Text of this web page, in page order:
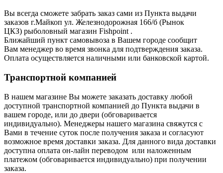
Вы всегда сможете забрать заказ сами из Пункта выдачи
заказов г.Майкоп ул. Железнодорожная 166/б (Рынок
ЦКЗ) рыболовный магазин Fishpoint .
Ближайший пункт самовывоза в Вашем городе сообщит
Вам менеджер во время звонка для подтверждения заказа.
Оплата осуществляется наличными или банковской картой.
Транспортной компанией
В нашем магазине Вы можете заказать доставку любой
доступной транспортной компанией до Пункта выдачи в
вашем городе, или до двери (обговаривается
индивидуально). Менеджеры нашего магазина свяжутся с
Вами в течение суток после получения заказа и согласуют
возможное время доставки заказа. Для данного вида доставки
доступна оплата он-лайн переводом или наложенным
платежом (обговаривается индивидуально) при получении
заказа.